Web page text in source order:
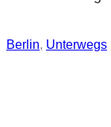
Berlin, Unterwegs